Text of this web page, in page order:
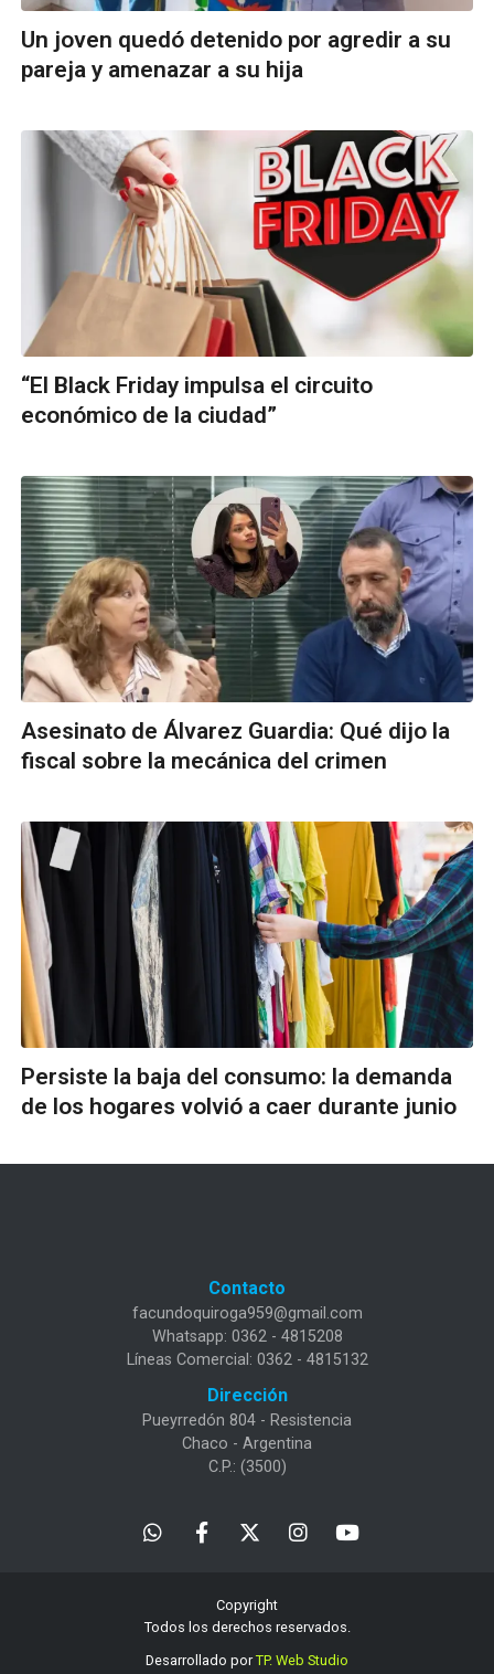
Un joven quedó detenido por agredir a su
pareja y amenazar a su hija
“El Black Friday impulsa el circuito
económico de la ciudad”
Asesinato de Álvarez Guardia: Qué dijo la
fiscal sobre la mecánica del crimen
Persiste la baja del consumo: la demanda
de los hogares volvió a caer durante junio
Contacto
facundoquiroga959@gmail.com
Whatsapp: 0362 - 4815208
Líneas Comercial: 0362 - 4815132
Dirección
Pueyrredón 804 - Resistencia
Chaco - Argentina
C.P.: (3500)
Copyright
Todos los derechos reservados.
Desarrollado porTP. Web Studio